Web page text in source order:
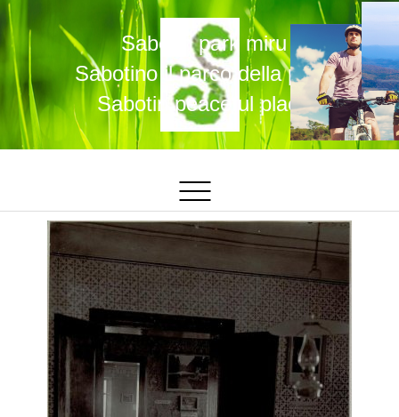
Sabotin park miru
Sabotino il parco della pace
Sabotin peaceful place